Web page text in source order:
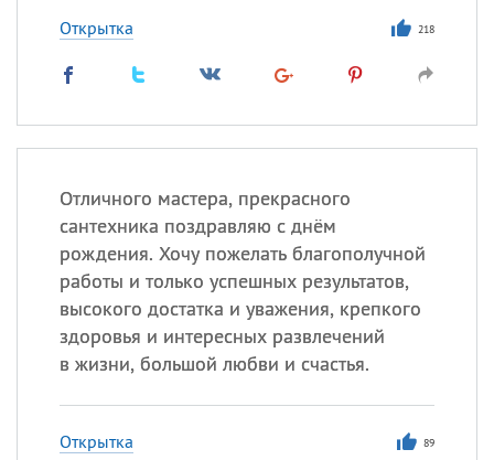
Открытка 218
Отличного мастера, прекрасного
сантехника поздравляю с днём
рождения. Хочу пожелать благополучной
работы и только успешных результатов,
высокого достатка и уважения, крепкого
здоровья и интересных развлечений
в жизни, большой любви и счастья.
Открытка 89